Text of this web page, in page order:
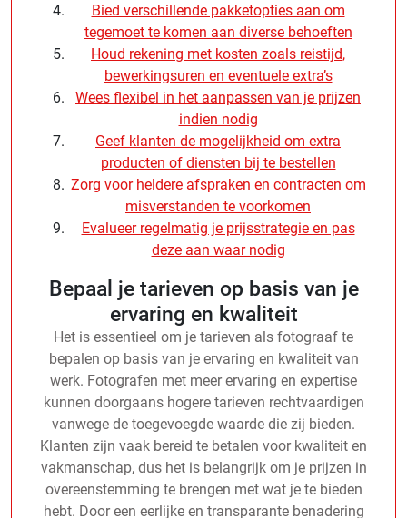
Bied verschillende pakketopties aan om
tegemoet te komen aan diverse behoeften
Houd rekening met kosten zoals reistijd,
bewerkingsuren en eventuele extra’s
Wees flexibel in het aanpassen van je prijzen
indien nodig
Geef klanten de mogelijkheid om extra
producten of diensten bij te bestellen
Zorg voor heldere afspraken en contracten om
misverstanden te voorkomen
Evalueer regelmatig je prijsstrategie en pas
deze aan waar nodig
Bepaal je tarieven op basis van je
ervaring en kwaliteit
Het is essentieel om je tarieven als fotograaf te
bepalen op basis van je ervaring en kwaliteit van
werk. Fotografen met meer ervaring en expertise
kunnen doorgaans hogere tarieven rechtvaardigen
vanwege de toegevoegde waarde die zij bieden.
Klanten zijn vaak bereid te betalen voor kwaliteit en
vakmanschap, dus het is belangrijk om je prijzen in
overeenstemming te brengen met wat je te bieden
hebt. Door een eerlijke en transparante benadering